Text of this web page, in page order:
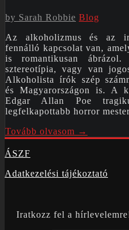
by Sarah Robbie Blog
Az alkoholizmus és az
fennálló kapcsolat van,
is romantikusan
sztereotípia, vagy van
Alkoholista írók szép
és Magyarországon is. A
Edgar Allan Poe
legfelkapottabb horror
Tovább olvasom →
ÁSZF
Adatkezelési tájékoztató
Iratkozz fel a